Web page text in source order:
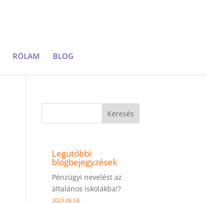
RÓLAM BLOG
Keresés
Legutóbbi
blogbejegyzések
Pénzügyi nevelést az
általános iskolákba!?
2023.06.14.